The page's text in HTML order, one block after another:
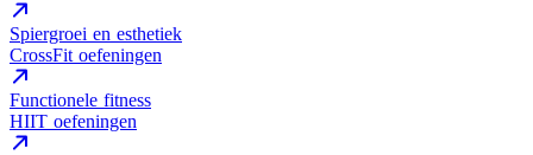
Spiergroei en esthetiek
CrossFit oefeningen
Functionele fitness
HIIT oefeningen